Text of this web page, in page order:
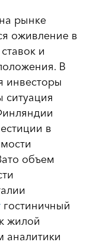
рынке
оживление в
и
В
инвесторы
ситуация
в
объем
гостиничный
жилой
аналитики